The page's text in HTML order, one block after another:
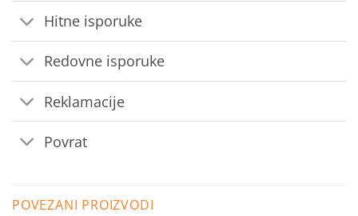
Hitne isporuke
Redovne isporuke
Reklamacije
Povrat
POVEZANI PROIZVODI